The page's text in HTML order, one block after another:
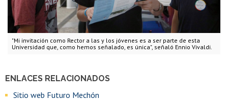
"Mi invitación como Rector a las y los jóvenes es a ser parte de esta
Universidad que, como hemos señalado, es única", señaló Ennio Vivaldi.
ENLACES RELACIONADOS
Sitio web Futuro Mechón